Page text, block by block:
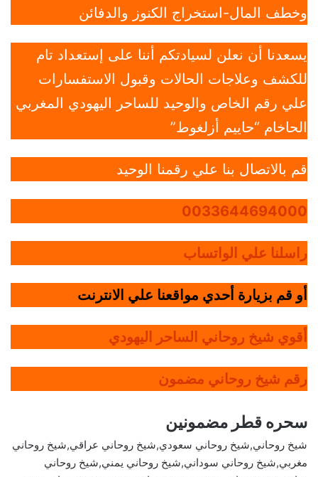
وخطف المال-استخراج الكنوز والدفائن
يسعدنا أن نعلن لسيادتكم أننا على إستعداد تام
للكشف وعلاجات الحالات وقبول الاستفسارات
علي رقم الخاص والوحيد للساحر اليهودي المغربي
الحاخام “حاييم أزلغوط”
قم بالاتصال بنا علي رقمنا الوحيد
0033644694000
راسلنا علي الواتساب
أو قم بزيارة أحدي مواقعنا علي الانترنت
أقوي شيخ روحاني الساحر اليهودي
رقم شيخ روحاني مضمون
سحره قطر مضمونين
شيخ روحاني,شيخ روحاني سعودي,شيخ روحاني عراقي,شيخ روحاني
مغربي,شيخ روحاني سوداني,شيخ روحاني يمني,شيخ روحاني